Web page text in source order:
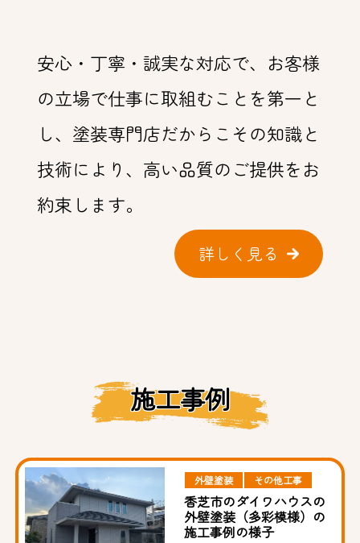
安心・丁寧・誠実な対応で、お客様
の立場で仕事に取組むことを第一と
し、塗装専門店だからこその知識と
技術により、高い品質のご提供をお
約束します。
詳しく見る
施工事例
外壁塗装 その他工事
香芝市のダイワハウスの
外壁塗装（多彩模様）の
施工事例の様子